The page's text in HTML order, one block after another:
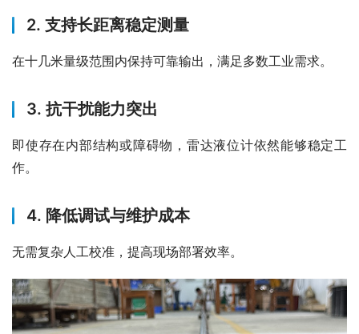
2. 支持长距离稳定测量
在十几米量级范围内保持可靠输出，满足多数工业需求。
3. 抗干扰能力突出
即使存在内部结构或障碍物，雷达液位计依然能够稳定工
作。
4. 降低调试与维护成本
无需复杂人工校准，提高现场部署效率。